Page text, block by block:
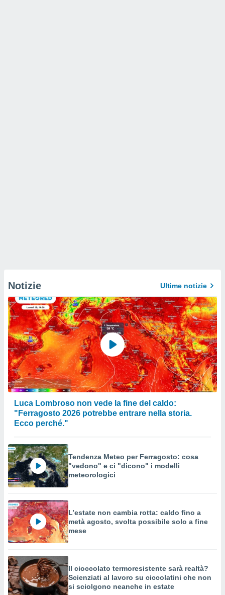
Notizie Ultime notizie
Luca Lombroso non vede la fine del caldo:
"Ferragosto 2026 potrebbe entrare nella storia.
Ecco perché."
Tendenza Meteo per Ferragosto: cosa
"vedono" e ci "dicono" i modelli
meteorologici
L’estate non cambia rotta: caldo fino a
metà agosto, svolta possibile solo a fine
mese
Il cioccolato termoresistente sarà realtà?
Scienziati al lavoro su ciccolatini che non
si sciolgono neanche in estate